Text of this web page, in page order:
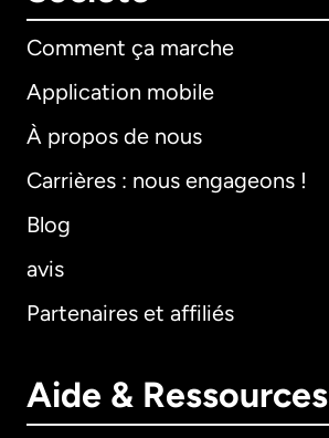
Comment ça marche
Application mobile
À propos de nous
Carrières : nous engageons !
Blog
avis
Partenaires et affiliés
Aide & Ressources